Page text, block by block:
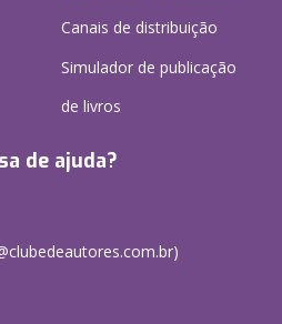
Canais de distribuição
Simulador de publicação
de livros
de ajuda?